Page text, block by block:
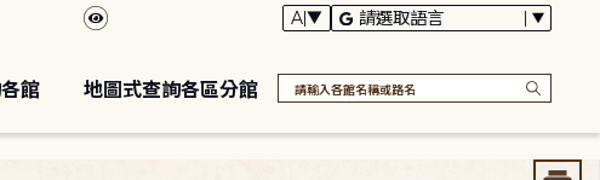
館 地圖式查詢各區分館